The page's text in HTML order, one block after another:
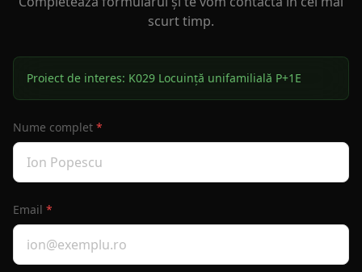
scurt timp.
Proiect de interes: K029 Locuință unifamilială P+1E
Nume complet *
Email *